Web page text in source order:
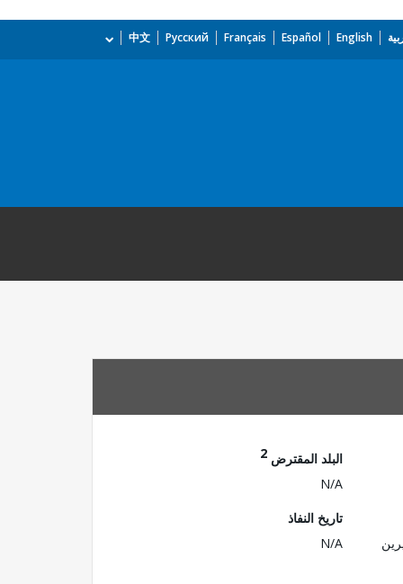
English
Español
Français
Русский
中文
البلد المقترض 2
N/A
تاريخ النفاذ
N/A